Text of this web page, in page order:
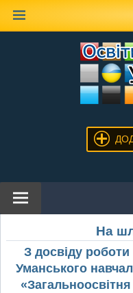
На
З досвіду роботи
Уманського